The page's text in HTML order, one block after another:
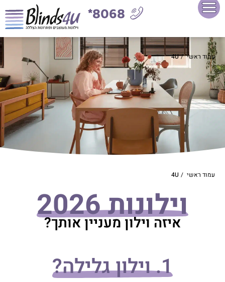
8068*
עמוד ראשי /
4U
עמוד ראשי /
4U
וילונות 2026
איזה וילון מעניין אותך?
1. וילון גלילה?